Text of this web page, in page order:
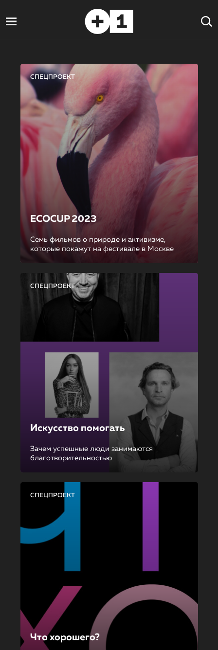
СПЕЦПРОЕКТ
ECOCUP 2023
Семь фильмов о природе и активизме,
которые покажут на фестивале в Москве
СПЕЦПРОЕКТ
Искусство помогать
Зачем успешные люди занимаются
благотворительностью
СПЕЦПРОЕКТ
Что хорошего?